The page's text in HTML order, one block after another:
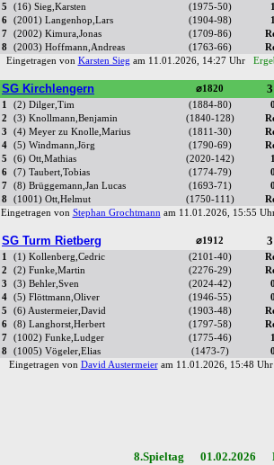
5
(16) Sieg,Karsten (1975-50)
6
(2001) Langenhop,Lars (1904-98)
7
(2002) Kimura,Jonas (1709-86)
8
(2003) Hoffmann,Andreas (1763-66)
Eingetragen von Karsten Sieg am 11.01.2026, 14:27 Uhr
SG Kirchlengern ⌀1820
1 (2) Dilger,Tim (1884-80)
2
(3) Knollmann,Benjamin (1840-128)
3
(4) Meyer zu Knolle,Marius (1811-30)
4
(5) Windmann,Jörg (1790-69)
5
(6) Ott,Mathias (2020-142)
6
(7) Taubert,Tobias (1774-79)
7
(8) Brüggemann,Jan Lucas (1693-71)
8
(1001) Ott,Helmut (1750-111)
Eingetragen von Stephan Grochtmannam 11.01.2026, 15:55
SG Turm Rietberg ⌀1912
1 (1) Kollenberg,Cedric (2101-40)
2
(2) Funke,Martin (2276-29)
3
(3) Behler,Sven (2024-42)
4
(5) Flöttmann,Oliver (1946-55)
5
(6) Austermeier,David (1903-48)
6
(8) Langhorst,Herbert (1797-58)
7
(1002) Funke,Ludger (1775-46)
8
(1005) Vögeler,Elias (1473-7)
Eingetragen von David Austermeieram 11.01.2026, 15:48
8.Spieltag 01.02.2026